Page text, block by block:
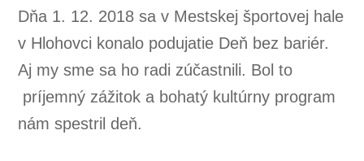
Dňa 1. 12. 2018 sa v Mestskej športovej hale
v Hlohovci konalo podujatie Deň bez bariér.
Aj my sme sa ho radi zúčastnili. Bol to
príjemný zážitok a bohatý kultúrny program
nám spestril deň.